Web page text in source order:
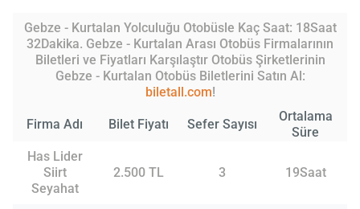
Gebze - Kurtalan Yolculuğu Otobüsle Kaç Saat: 18Saat
32Dakika. Gebze - Kurtalan Arası Otobüs Firmalarının
Biletleri ve Fiyatları Karşılaştır Otobüs Şirketlerinin
Gebze - Kurtalan Otobüs Biletlerini Satın Al:
biletall.com!
Firma Adı Bilet Fiyatı Sefer Sayısı
Ortalama
Süre
Has Lider
Siirt
Seyahat
2.500 TL 3 19Saat